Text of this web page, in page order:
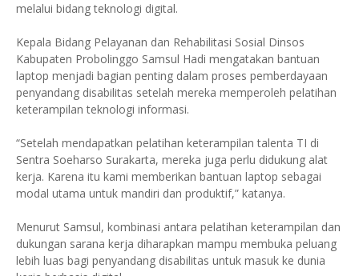
melalui bidang teknologi digital.
Kepala Bidang Pelayanan dan Rehabilitasi Sosial Dinsos
Kabupaten Probolinggo Samsul Hadi mengatakan bantuan
laptop menjadi bagian penting dalam proses pemberdayaan
penyandang disabilitas setelah mereka memperoleh pelatihan
keterampilan teknologi informasi.
“Setelah mendapatkan pelatihan keterampilan talenta TI di
Sentra Soeharso Surakarta, mereka juga perlu didukung alat
kerja. Karena itu kami memberikan bantuan laptop sebagai
modal utama untuk mandiri dan produktif,” katanya.
Menurut Samsul, kombinasi antara pelatihan keterampilan dan
dukungan sarana kerja diharapkan mampu membuka peluang
lebih luas bagi penyandang disabilitas untuk masuk ke dunia